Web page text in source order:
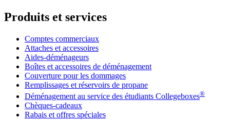
Produits et services
Comptes commerciaux
Attaches et accessoires
Aides-déménageurs
Boîtes et accessoires de déménagement
Couverture pour les dommages
Remplissages et réservoirs de propane
Déménagement au service des étudiants Collegeboxes®
Chèques-cadeaux
Rabais et offres spéciales